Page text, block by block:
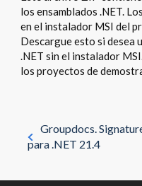
los ensamblados .NET.
en el instalador MSI del
Descargue esto si desea
.NET sin el instalador
los proyectos de
Groupdocs.
para .NET 21.4